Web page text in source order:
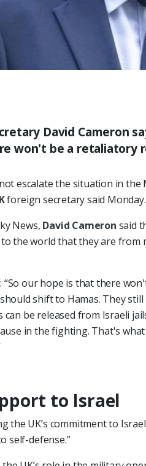
David Cameron
won't be a retaliatory
escalate the situation in the
foreign secretary said Monday.
News, David Cameron said
to the world that they are
“So our hope is that there
shift to Hamas. They
be released from Israeli
in the fighting. That's
to Israel
the UK’s commitment to
self-defense.”